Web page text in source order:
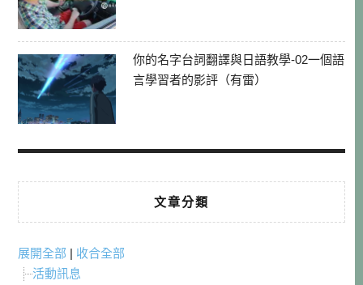
你的名字台詞翻譯與日語教學-02一個語
言學習者的影評（有雷）
文章分類
展開全部 | 收合全部
活動訊息